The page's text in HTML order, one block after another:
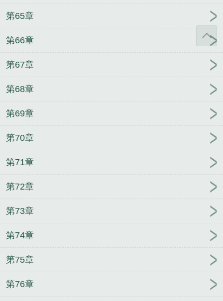
第65章
第66章
第67章
第68章
第69章
第70章
第71章
第72章
第73章
第74章
第75章
第76章